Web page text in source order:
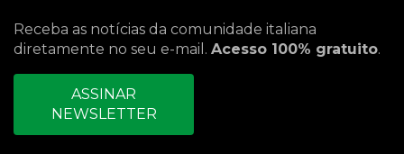
Receba as notícias da comunidade italiana
diretamente no seu e-mail. Acesso 100% gratuito.
ASSINAR
NEWSLETTER